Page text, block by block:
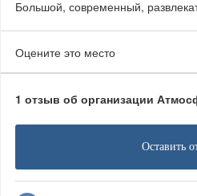
Большой, современный,
Оцените это место
1 отзыв об организации
Оставить